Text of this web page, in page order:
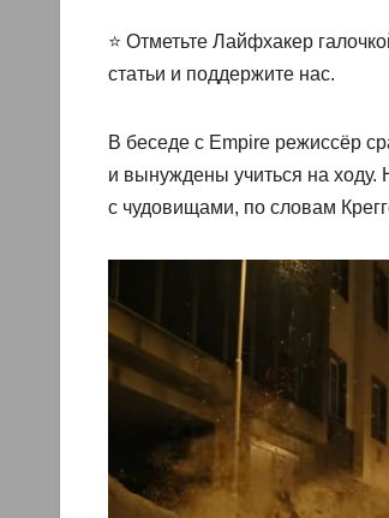
⭐ Отметьте Лайфхакер
статьи и поддержите нас.
В беседе с Empire режиссёр
и вынуждены учиться на ходу.
с чудовищами, по словам